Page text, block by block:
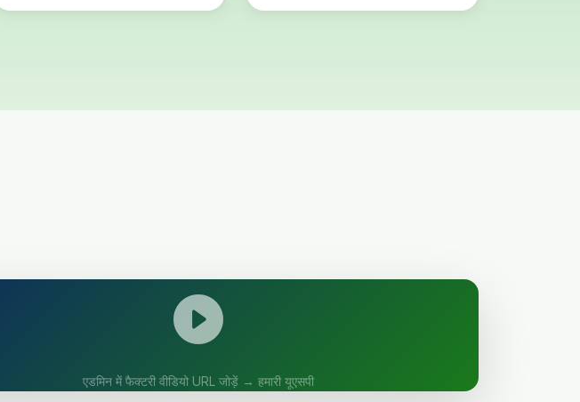
एडमिन में फैक्टरी वीडियो URL जोड़ें → हमारी यूएसपी